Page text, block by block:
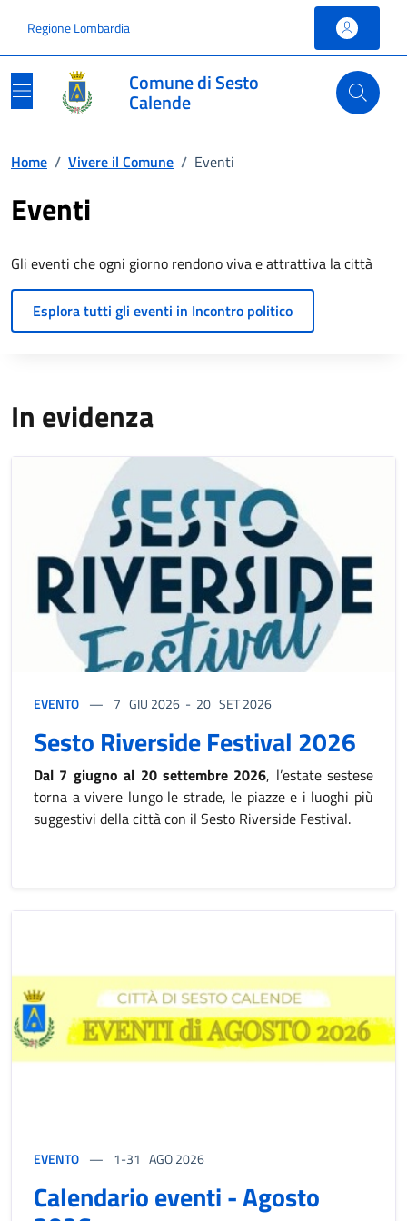
Regione Lombardia
Comune di Sesto
Calende
Home / Vivere il Comune / Eventi
Eventi
Gli eventi che ogni giorno rendono viva e attrattiva la città
Esplora tutti gli eventi in Incontro politico
In evidenza
EVENTO 7 GIU 2026 - 20 SET 2026
Sesto Riverside Festival 2026
Dal 7 giugno al 20 settembre 2026, l’estate sestese
torna a vivere lungo le strade, le piazze e i luoghi più
suggestivi della città con il Sesto Riverside Festival.
EVENTO 1-31 AGO 2026
Calendario eventi - Agosto